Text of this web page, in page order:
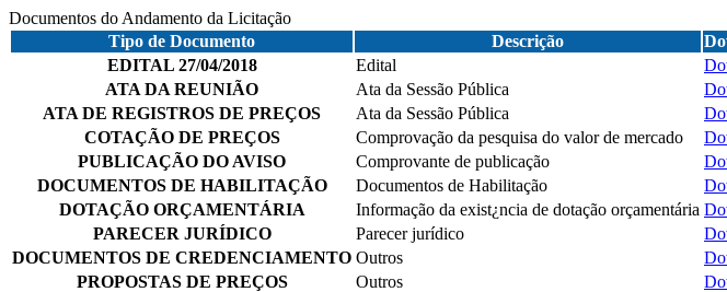
Documentos do Andamento da Licitação
Tipo de Documento
Descrição
EDITAL 27/04/2018
Edital
ATA DA REUNIÃO
Ata da Sessão Pública
ATA DE REGISTROS DE PREÇOS
Ata da Sessão Pública
COTAÇÃO DE PREÇOS
Comprovação da pesquisa do valor de mercado
PUBLICAÇÃO DO AVISO
Comprovante de publicação
DOCUMENTOS DE HABILITAÇÃO
Documentos de Habilitação
DOTAÇÃO ORÇAMENTÁRIA
Informação da exist¿ncia de dotação orçamentária
PARECER JURÍDICO
Parecer jurídico
DOCUMENTOS DE CREDENCIAMENTO Outros
PROPOSTAS DE PREÇOS
Outros